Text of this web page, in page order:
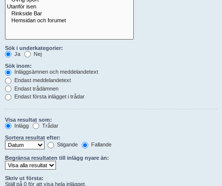
Sök i underkategorier:
Ja
Nej
Sök inom:
Inläggsämnen och meddelandetext
Endast meddelandetext
Endast trådämnen
Endast första inlägget i trådar
Visa resultat som:
Inlägg
Trådar
Sortera resultat efter:
Stigande
Fallande
Begränsa resultaten till inlägg nyare än:
Skriv ut första:
Ställ på 0 för att visa hela inlägget.